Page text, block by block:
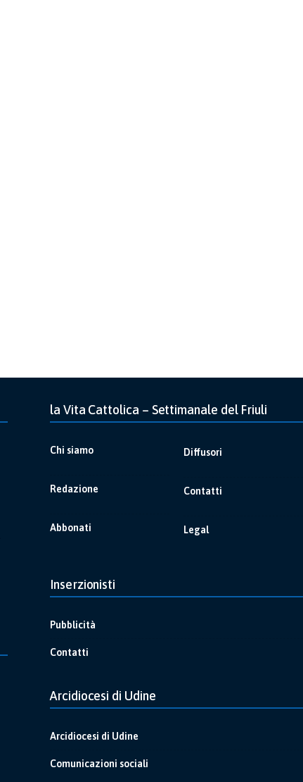
la Vita Cattolica – Settimanale del Friuli
Chi siamo
Redazione
Abbonati
Diffusori
Contatti
Legal
Inserzionisti
Pubblicità
Contatti
Arcidiocesi di Udine
Arcidiocesi di Udine
Comunicazioni sociali